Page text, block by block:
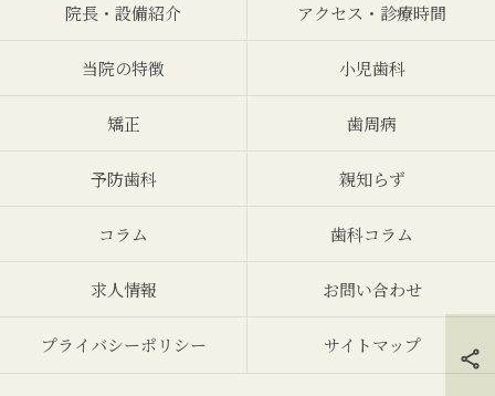
院長・設備紹介 アクセス・診療時間
当院の特徴 小児歯科
矯正 歯周病
予防歯科 親知らず
コラム 歯科コラム
求人情報 お問い合わせ
プライバシーポリシー サイトマップ